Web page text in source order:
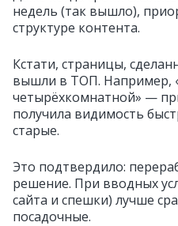
недель (так вышло),
структуре контента.
Кстати, страницы,
вышли в ТОП. Например,
четырёхкомнатной» —
получила видимость
старые.
Это подтвердило:
решение. При вводных
сайта и спешки) лучше
посадочные.